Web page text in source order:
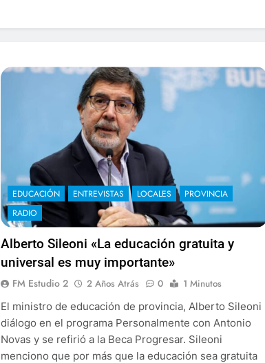
EDUCACIÓN ENTREVISTAS LOCALES
PROVINCIA
RADIO
Alberto Sileoni «La educación gratuita y
universal es muy importante»
FM Estudio 2 2 Años Atrás 0
1 Minutos
El ministro de educación de provincia, Alberto Sileoni
diálogo en el programa Personalmente con Antonio
Novas y se refirió a la Beca Progresar. Sileoni
menciono que por más que la educación sea gratuita